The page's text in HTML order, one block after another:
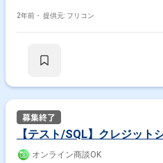
2年前・ 提供元: フリコン
【テスト/SQL】クレジット
オンライン商談OK